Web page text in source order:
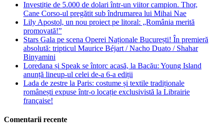
Investiție de 5.000 de dolari într-un viitor campion. Thor,
Cane Corso-ul pregătit sub îndrumarea lui Mihai Nae
Lily Apostol, un nou proiect pe litoral: „România merită
promovată!”
Stars Gala pe scena Operei Naționale București! În premieră
absolută: tripticul Maurice Béjart / Nacho Duato / Shahar
Binyamini
Loredana și Speak se întorc acasă, la Bacău: Young Island
anunță lineup-ul celei de-a 6-a ediții
Lada de zestre la Paris: costume și textile tradiționale
românești expuse într-o locație exclusivistă la Librairie
française!
Comentarii recente